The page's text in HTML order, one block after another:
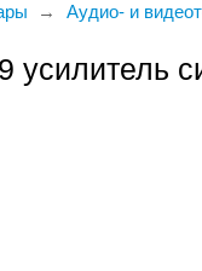
Аудио- и
усилитель